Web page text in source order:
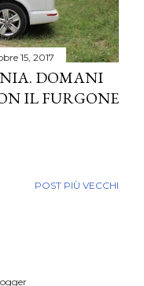
15, 2017
DOMANI
IL FURGONE
POST PIÙ VECCHI